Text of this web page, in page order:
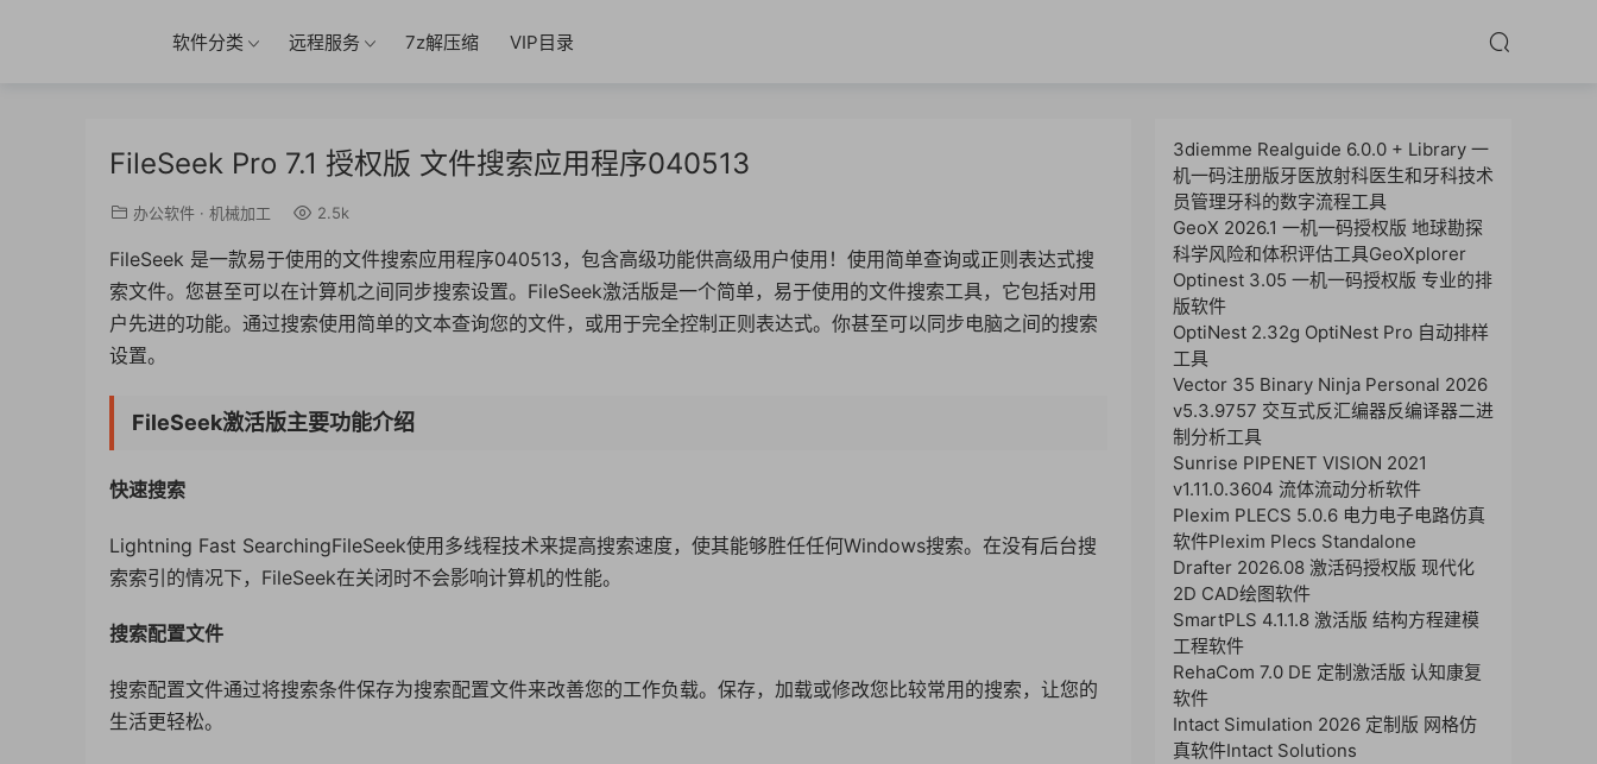
软件分类 远程服务 7z解压缩 VIP目录
FileSeek Pro 7.1 授权版 文件搜索应用程序040513
办公软件 · 机械加工 2.5k
FileSeek 是一款易于使用的文件搜索应用程序040513，包含高级功能供高级用户使用！使用简单查询或正则表达式搜
索文件。您甚至可以在计算机之间同步搜索设置。FileSeek激活版是一个简单，易于使用的文件搜索工具，它包括对用
户先进的功能。通过搜索使用简单的文本查询您的文件，或用于完全控制正则表达式。你甚至可以同步电脑之间的搜索
设置。
FileSeek激活版主要功能介绍
快速搜索
Lightning Fast SearchingFileSeek使用多线程技术来提高搜索速度，使其能够胜任任何Windows搜索。在没有后台搜
索索引的情况下，FileSeek在关闭时不会影响计算机的性能。
搜索配置文件
搜索配置文件通过将搜索条件保存为搜索配置文件来改善您的工作负载。保存，加载或修改您比较常用的搜索，让您的
生活更轻松。
3diemme Realguide 6.0.0 + Library 一
机一码注册版牙医放射科医生和牙科技术
员管理牙科的数字流程工具
GeoX 2026.1 一机一码授权版 地球勘探
科学风险和体积评估工具GeoXplorer
Optinest 3.05 一机一码授权版 专业的排
版软件
OptiNest 2.32g OptiNest Pro 自动排样
工具
Vector 35 Binary Ninja Personal 2026
v5.3.9757 交互式反汇编器反编译器二进
制分析工具
Sunrise PIPENET VISION 2021
v1.11.0.3604 流体流动分析软件
Plexim PLECS 5.0.6 电力电子电路仿真
软件Plexim Plecs Standalone
Drafter 2026.08 激活码授权版 现代化
2D CAD绘图软件
SmartPLS 4.1.1.8 激活版 结构方程建模
工程软件
RehaCom 7.0 DE 定制激活版 认知康复
软件
Intact Simulation 2026 定制版 网格仿
真软件Intact Solutions